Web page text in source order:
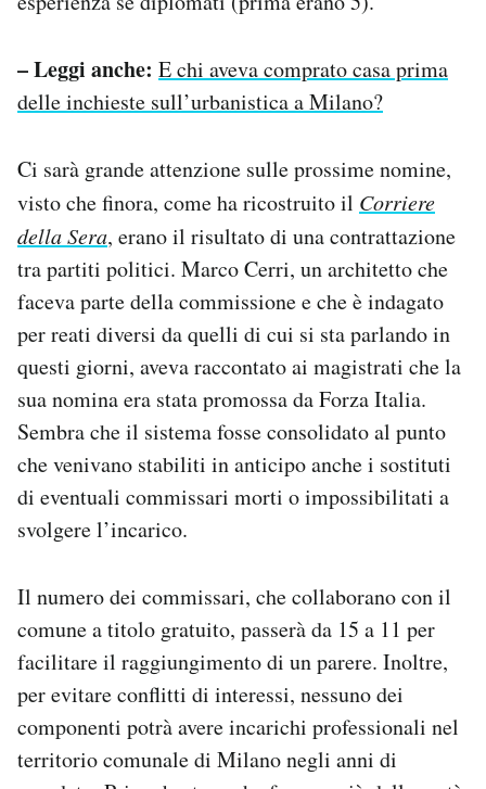
– Leggi anche: E chi aveva comprato casa prima
delle inchieste sull’urbanistica a Milano?
Ci sarà grande attenzione sulle prossime nomine,
visto che finora, come ha ricostruito il Corriere
della Sera, erano il risultato di una contrattazione
tra partiti politici. Marco Cerri, un architetto che
faceva parte della commissione e che è indagato
per reati diversi da quelli di cui si sta parlando in
questi giorni, aveva raccontato ai magistrati che la
sua nomina era stata promossa da Forza Italia.
Sembra che il sistema fosse consolidato al punto
che venivano stabiliti in anticipo anche i sostituti
di eventuali commissari morti o impossibilitati a
svolgere l’incarico.
Il numero dei commissari, che collaborano con il
comune a titolo gratuito, passerà da 15 a 11 per
facilitare il raggiungimento di un parere. Inoltre,
per evitare conflitti di interessi, nessuno dei
componenti potrà avere incarichi professionali nel
territorio comunale di Milano negli anni di